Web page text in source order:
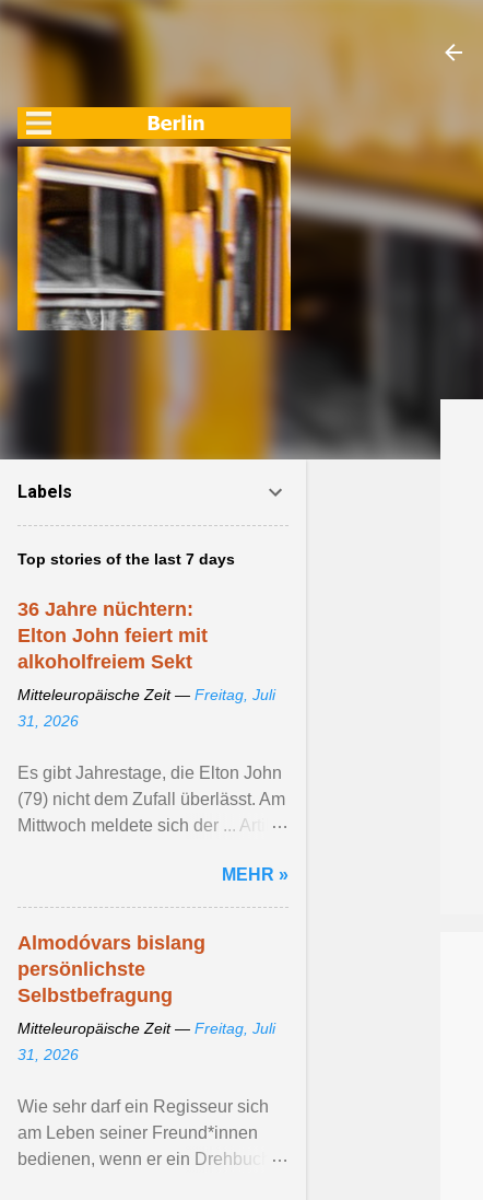
Labels
Top stories of the last 7 days
36 Jahre nüchtern:
Elton John feiert mit
alkoholfreiem Sekt
Mitteleuropäische Zeit — Freitag, Juli
31, 2026
Es gibt Jahrestage, die Elton John
(79) nicht dem Zufall überlässt. Am
Mittwoch meldete sich der ... Artikel
MEHR »
Almodóvars bislang
persönlichste
Selbstbefragung
Mitteleuropäische Zeit — Freitag, Juli
31, 2026
Wie sehr darf ein Regisseur sich
am Leben seiner Freund*innen
bedienen, wenn er ein Drehbuch